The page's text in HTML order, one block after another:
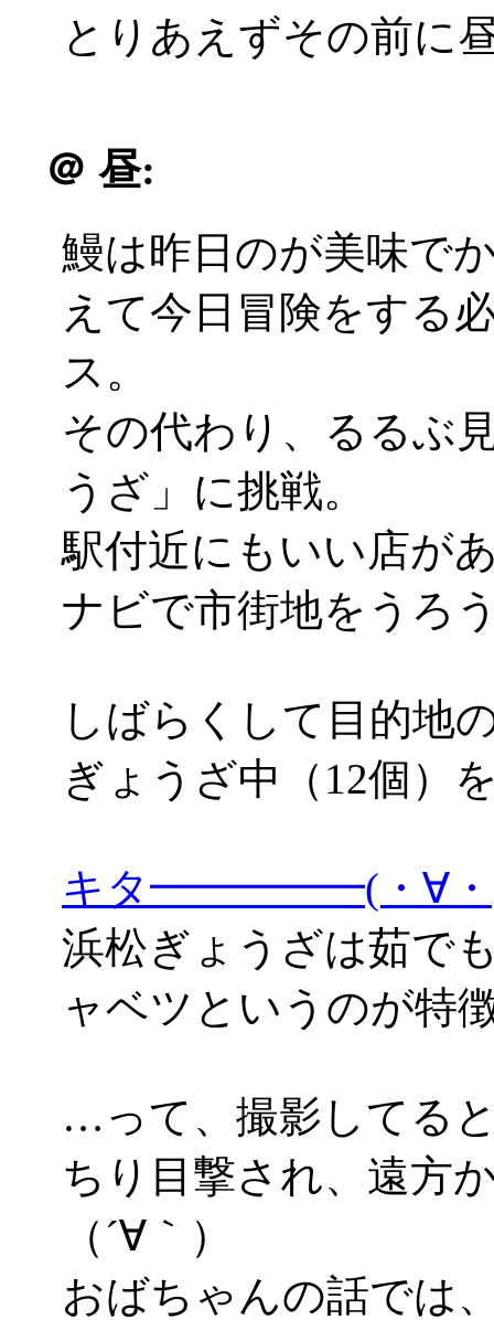
とりあえずその前に
＠ 昼:
鰻は昨日のが美味で
えて今日冒険をする
ス。
その代わり、るるぶ
うざ」に挑戦。
駅付近にもいい店が
ナビで市街地をうろ
しばらくして目的地
ぎょうざ中（12個）
キタ━━━━━(・∀
浜松ぎょうざは茹で
ャベツというのが特
…って、撮影してる
ちり目撃され、遠方
（´∀｀）
おばちゃんの話では